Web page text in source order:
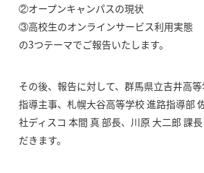
②オープンキャンパスの現状
③高校生のオンラインサービス利用実態
の3つテーマでご報告いたします。
その後、報告に対して、群馬県立吉井高
指導主事、札幌大谷高等学校 進路指導部
社ディスコ 本間 真 部長、川原 大二郎 課
だきます。